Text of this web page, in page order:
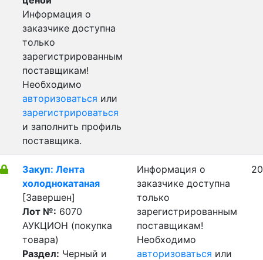
Информация о
заказчике доступна
только
зарегистрированным
поставщикам!
Необходимо
авторизоваться или
зарегистрироваться
и заполнить профиль
поставщика.
Закуп: Лента
холоднокатаная
[Завершен]
Лот №: 6070
АУКЦИОН (покупка
товара)
Раздел: Черный и
Информация о
заказчике доступна
только
зарегистрированным
поставщикам!
Необходимо
авторизоваться или